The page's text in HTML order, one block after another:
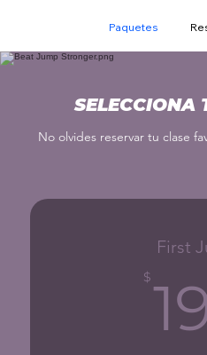
Paquetes
SELECCIONA
No olvides reservar tu clase
First
$